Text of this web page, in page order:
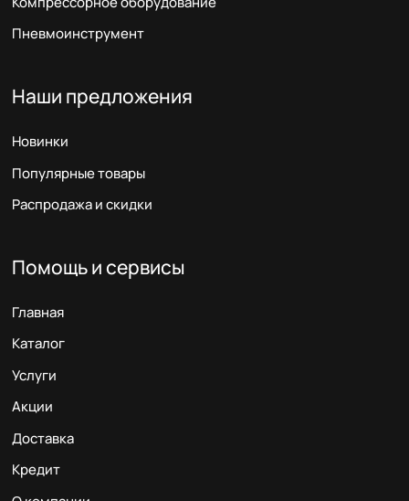
Пневмоинструмент
Наши предложения
Новинки
Популярные товары
Распродажа и скидки
Помощь и сервисы
Главная
Каталог
Услуги
Акции
Доставка
Кредит